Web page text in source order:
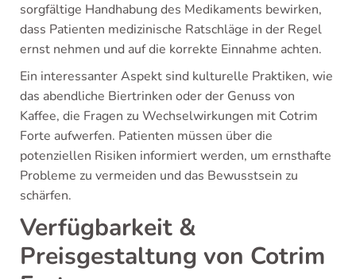
sorgfältige Handhabung des Medikaments bewirken,
dass Patienten medizinische Ratschläge in der Regel
ernst nehmen und auf die korrekte Einnahme achten.
Ein interessanter Aspekt sind kulturelle Praktiken, wie
das abendliche Biertrinken oder der Genuss von
Kaffee, die Fragen zu Wechselwirkungen mit Cotrim
Forte aufwerfen. Patienten müssen über die
potenziellen Risiken informiert werden, um ernsthafte
Probleme zu vermeiden und das Bewusstsein zu
schärfen.
Verfügbarkeit &
Preisgestaltung von Cotrim